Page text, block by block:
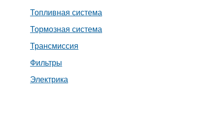
Топливная система
Тормозная система
Трансмиссия
Фильтры
Электрика